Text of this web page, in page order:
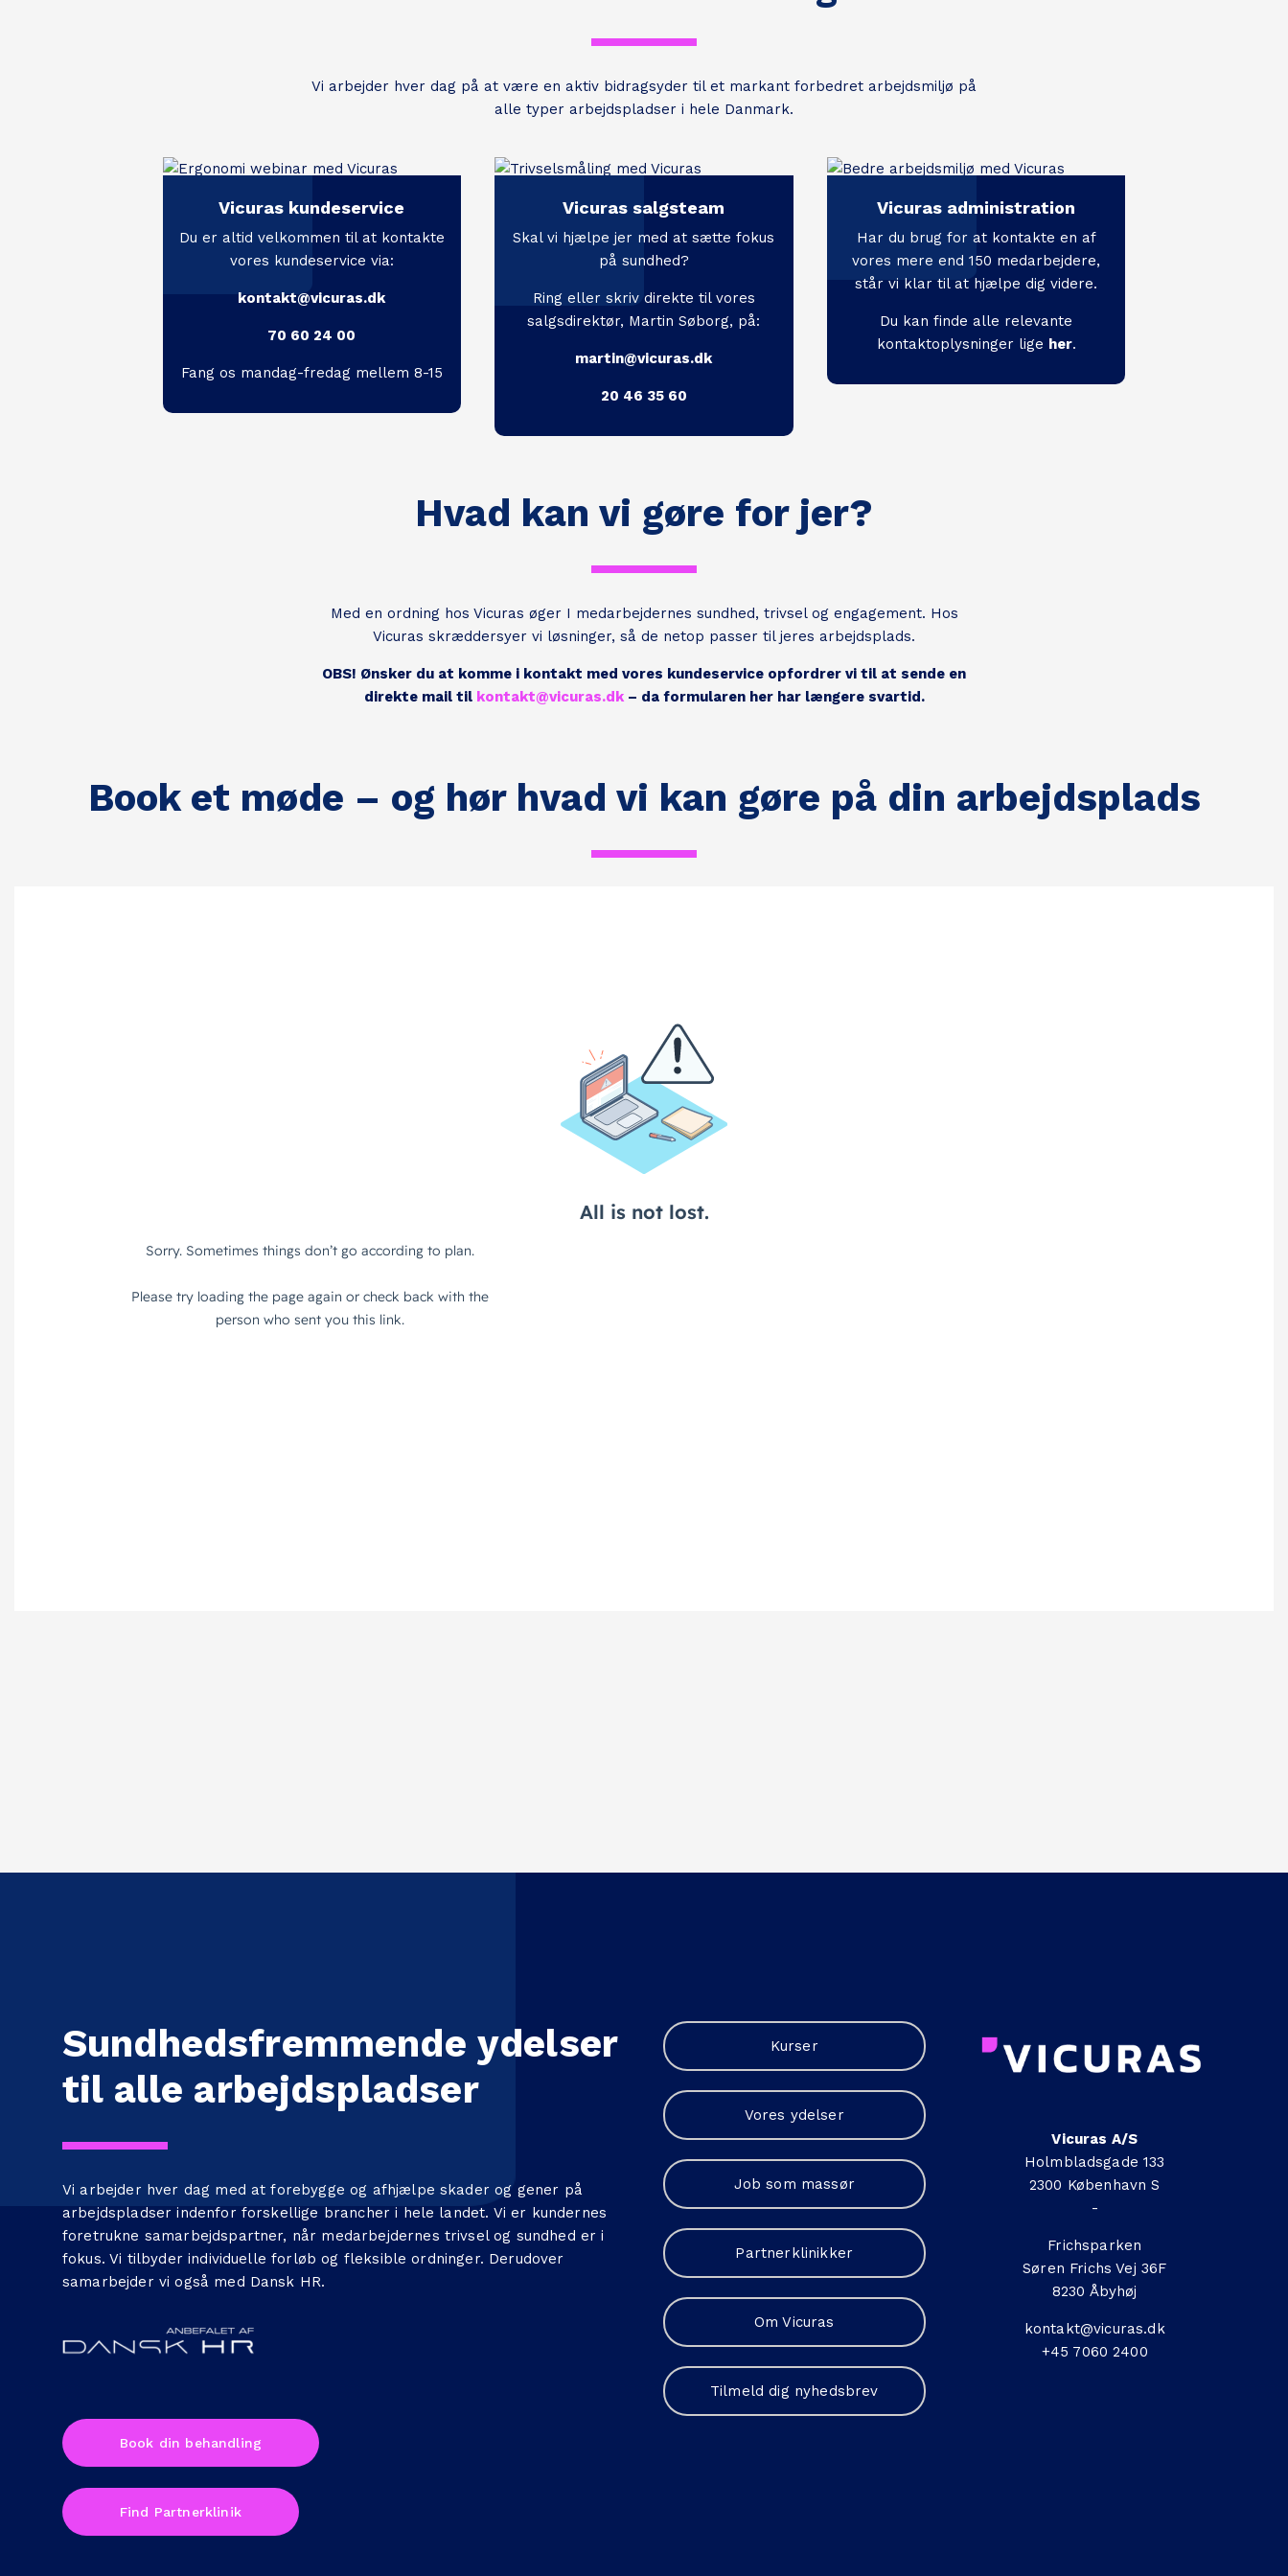
Vi arbejder hver dag på at være en aktiv bidragsyder til et markant forbedret arbejdsmiljø på
alle typer arbejdspladser i hele Danmark.
Vicuras kundeservice
Du er altid velkommen til at kontakte
vores kundeservice via:
kontakt@vicuras.dk
70 60 24 00
Fang os mandag-fredag mellem 8-15
Vicuras salgsteam
Skal vi hjælpe jer med at sætte fokus
på sundhed?
Ring eller skriv direkte til vores
salgsdirektør, Martin Søborg, på:
martin@vicuras.dk
20 46 35 60
Vicuras administration
Har du brug for at kontakte en af
vores mere end 150 medarbejdere,
står vi klar til at hjælpe dig videre.
Du kan finde alle relevante
kontaktoplysninger lige her.
Hvad kan vi gøre for jer?
Med en ordning hos Vicuras øger I medarbejdernes sundhed, trivsel og engagement. Hos
Vicuras skræddersyer vi løsninger, så de netop passer til jeres arbejdsplads.
OBS! Ønsker du at komme i kontakt med vores kundeservice opfordrer vi til at sende en
direkte mail til kontakt@vicuras.dk– da formularen her har længere svartid.
Book et møde – og hør hvad vi kan gøre på din arbejdsplads
Sundhedsfremmende ydelser
til alle arbejdspladser
Vi arbejder hver dag med at forebygge og afhjælpe skader og gener på
arbejdspladser indenfor forskellige brancher i hele landet. Vi er kundernes
foretrukne samarbejdspartner, når medarbejdernes trivsel og sundhed er i
fokus. Vi tilbyder individuelle forløb og fleksible ordninger. Derudover
samarbejder vi også med Dansk HR.
Book din behandling
Find Partnerklinik
Kurser
Vores ydelser
Job som massør
Partnerklinikker
Om Vicuras
Tilmeld dig nyhedsbrev
Vicuras A/S
Holmbladsgade 133
2300 København S
-
Frichsparken
Søren Frichs Vej 36F
8230 Åbyhøj
kontakt@vicuras.dk
+45 7060 2400